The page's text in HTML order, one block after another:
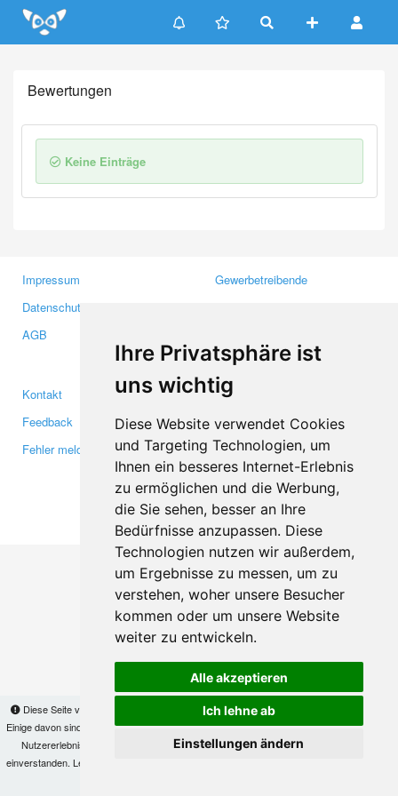
Ihre Privatsphäre ist
uns wichtig
Diese Website verwendet Cookies
und Targeting Technologien, um
Ihnen ein besseres Internet-Erlebnis
zu ermöglichen und die Werbung,
die Sie sehen, besser an Ihre
Bedürfnisse anzupassen. Diese
Technologien nutzen wir außerdem,
um Ergebnisse zu messen, um zu
verstehen, woher unsere Besucher
kommen oder um unsere Website
weiter zu entwickeln.
Alle akzeptieren
Ich lehne ab
Einstellungen ändern
Update cookies preferences
Diese Seite verwendet Cookies, um Informationen auf Ihrem Computer zu speichern.
Einige davon sind notwendig, damit unsere Seite funktioniert, andere helfen uns dabei, das
Nutzererlebnis zu verbessern. Mit der Nutzung dieser Seite erklären Sie sich damit
einverstanden. Lesen Sie unsere
Bewertungen
Keine Einträge
Impressum
Datenschutzerklärung
AGB
Gewerbetreibende
Medien
Kontakt
Feedback
Fehler melden
Facebook
Twitter
YouTube
Google+
Makis© Copyright 2026